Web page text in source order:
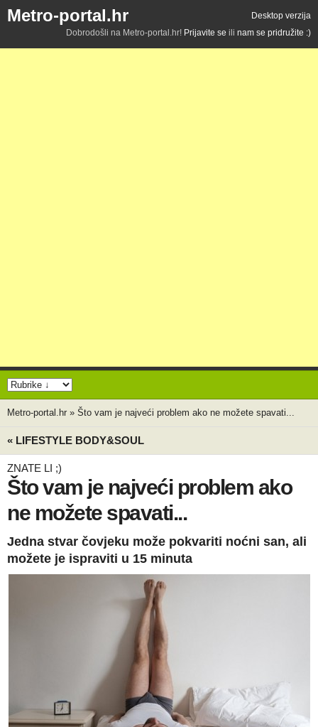
Metro-portal.hr
Desktop verzija
Dobrodošli na Metro-portal.hr! Prijavite se ili nam se pridružite :)
Metro-portal.hr » Što vam je najveći problem ako ne možete spavati...
« LIFESTYLE BODY&SOUL
ZNATE LI ;)
Što vam je najveći problem ako
ne možete spavati...
Jedna stvar čovjeku može pokvariti noćni san, ali
možete je ispraviti u 15 minuta